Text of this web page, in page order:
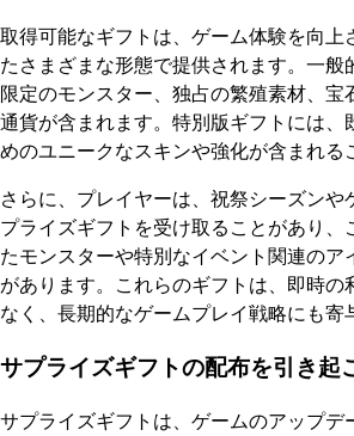
取得可能なギフトは、ゲーム体験を向上
たさまざまな形態で提供されます。一般
限定のモンスター、独占の繁殖素材、宝
通貨が含まれます。特別版ギフトには、
めのユニークなスキンや強化が含まれる
さらに、プレイヤーは、祝祭シーズンや
プライズギフトを受け取ることがあり、
たモンスターや特別なイベント関連のア
があります。これらのギフトは、即時の
なく、長期的なゲームプレイ戦略にも寄
サプライズギフトの配布を引き起
サプライズギフトは、ゲームのアップデ